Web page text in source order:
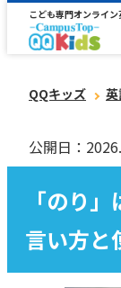
こども専門オンライ
QQキッズ
公開日：
「のり
言い方と